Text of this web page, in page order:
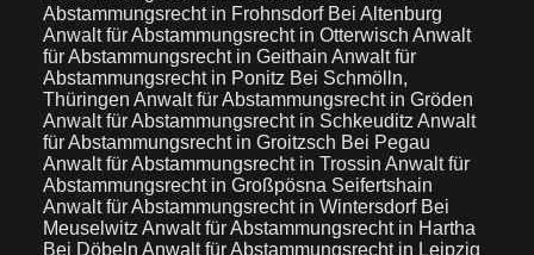
Abstammungsrecht in Frohnsdorf Bei Altenburg
Anwalt für Abstammungsrecht in Otterwisch Anwalt
für Abstammungsrecht in Geithain Anwalt für
Abstammungsrecht in Ponitz Bei Schmölln,
Thüringen Anwalt für Abstammungsrecht in Gröden
Anwalt für Abstammungsrecht in Schkeuditz Anwalt
für Abstammungsrecht in Groitzsch Bei Pegau
Anwalt für Abstammungsrecht in Trossin Anwalt für
Abstammungsrecht in Großpösna Seifertshain
Anwalt für Abstammungsrecht in Wintersdorf Bei
Meuselwitz Anwalt für Abstammungsrecht in Hartha
Bei Döbeln Anwalt für Abstammungsrecht in Leipzig